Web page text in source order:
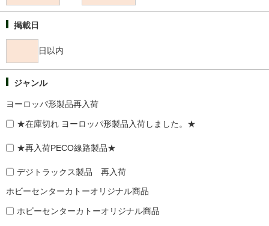
掲載日
日以内
ジャンル
ヨーロッパ形製品再入荷
★在庫切れ ヨーロッパ形製品入荷しました。★
★再入荷PECO線路製品★
デジトラックス製品 再入荷
ホビーセンターカトーオリジナル商品
ホビーセンターカトーオリジナル商品